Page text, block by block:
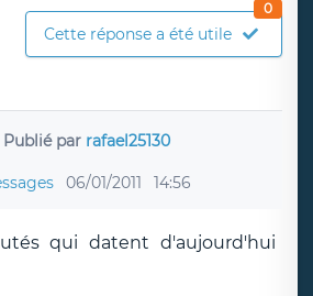
Cette réponse a été utile
0
Publié par rafael25130
06/01/2011 14:56
qui datent d'aujourd'hui